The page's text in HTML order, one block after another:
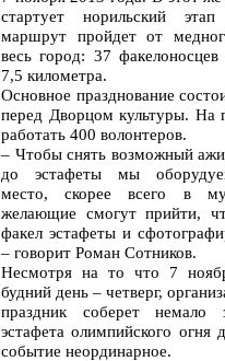
стартует норильский
маршрут пройдет от
весь город: 37 факелоносцев
7,5 километра.
Основное празднование
перед Дворцом культуры. На
работать 400 волонтеров.
– Чтобы снять возможный
до эстафеты мы
место, скорее всего в
желающие смогут прийти,
факел эстафеты и
– говорит Роман Сотников.
Несмотря на то что 7
будний день – четверг,
праздник соберет немало
эстафета олимпийского огня
событие неординарное.